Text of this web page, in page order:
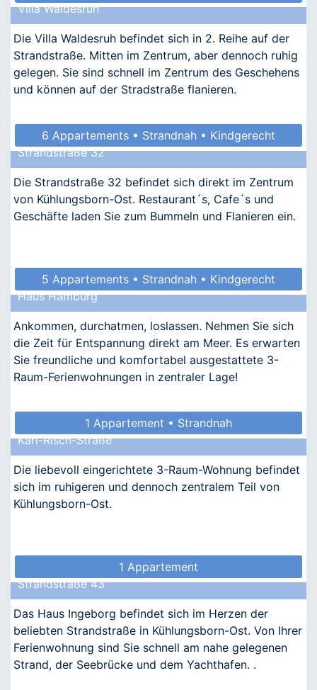
Villa Waldesruh
Die Villa Waldesruh befindet sich in 2. Reihe auf der
Strandstraße. Mitten im Zentrum, aber dennoch ruhig
gelegen. Sie sind schnell im Zentrum des Geschehens
und können auf der Stradstraße flanieren.
6 Appartements • Strandnah • Kindgerecht
Strandstraße 32
Die Strandstraße 32 befindet sich direkt im Zentrum
von Kühlungsborn-Ost. Restaurant´s, Cafe´s und
Geschäfte laden Sie zum Bummeln und Flanieren ein.
5 Appartements • Strandnah • Kindgerecht
Haus Hamburg
Ankommen, durchatmen, loslassen. Nehmen Sie sich
die Zeit für Entspannung direkt am Meer. Es erwarten
Sie freundliche und komfortabel ausgestattete 3-
Raum-Ferienwohnungen in zentraler Lage!
1 Appartement • Strandnah
Karl-Risch-Straße
Die liebevoll eingerichtete 3-Raum-Wohnung befindet
sich im ruhigeren und dennoch zentralem Teil von
Kühlungsborn-Ost.
1 Appartement
Strandstraße 43
Das Haus Ingeborg befindet sich im Herzen der
beliebten Strandstraße in Kühlungsborn-Ost. Von Ihrer
Ferienwohnung sind Sie schnell am nahe gelegenen
Strand, der Seebrücke und dem Yachthafen. .